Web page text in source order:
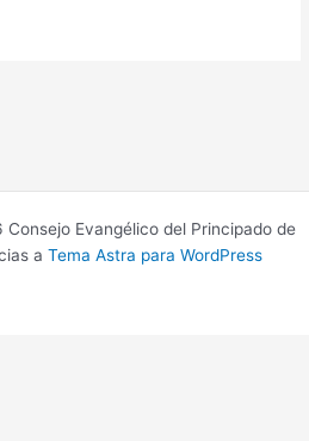
Evangélico del Principado de
a Tema Astra para WordPress